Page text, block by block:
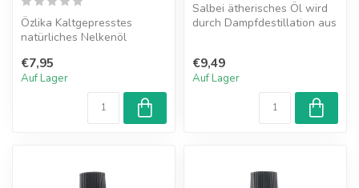
Özlika Kaltgepresstes
natürliches Nelkenöl
vielseitige...
€7,95
Auf Lager
Salbei ätherisches Öl wird
durch Dampfdestillation aus
€9,49
Auf Lager